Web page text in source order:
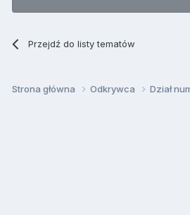
Przejdź do listy tematów
Strona główna Odkrywca Dział